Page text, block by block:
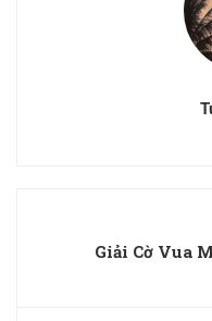
Giải Cờ Vua